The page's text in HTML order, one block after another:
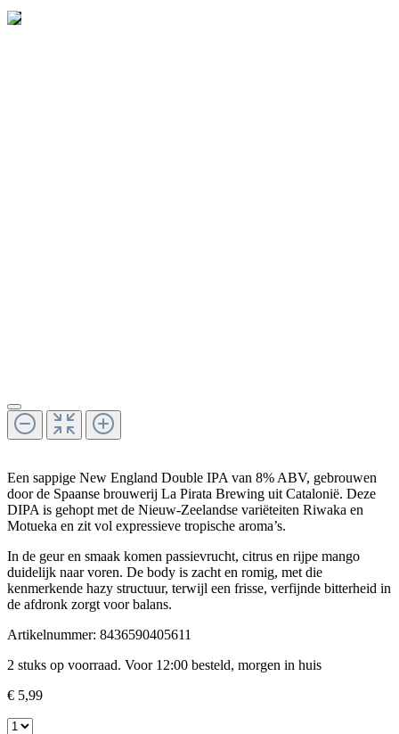
Een sappige New England Double IPA van 8% ABV, gebrouwen
door de Spaanse brouwerij La Pirata Brewing uit Catalonië. Deze
DIPA is gehopt met de Nieuw-Zeelandse variëteiten Riwaka en
Motueka en zit vol expressieve tropische aroma’s.
In de geur en smaak komen passievrucht, citrus en rijpe mango
duidelijk naar voren. De body is zacht en romig, met die
kenmerkende hazy structuur, terwijl een frisse, verfijnde bitterheid in
de afdronk zorgt voor balans.
Artikelnummer: 8436590405611
2 stuks op voorraad. Voor 12:00 besteld, morgen in huis
€ 5,99